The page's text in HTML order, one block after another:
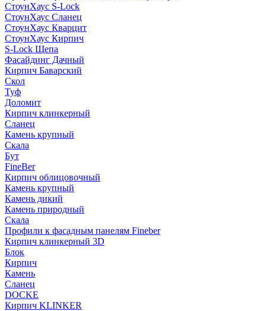
СтоунХаус S-Lock
СтоунХаус Сланец
СтоунХаус Кварцит
СтоунХаус Кирпич
S-Lock Щепа
Фасайдинг Дачный
Кирпич Баварский
Скол
Туф
Доломит
Кирпич клинкерный
Сланец
Камень крупный
Скала
Бут
FineBer
Кирпич облицовочный
Камень крупный
Камень дикий
Камень природный
Скала
Профили к фасадным панелям Fineber
Кирпич клинкерный 3D
Блок
Кирпич
Камень
Сланец
DOCKE
Кирпич KLINKER